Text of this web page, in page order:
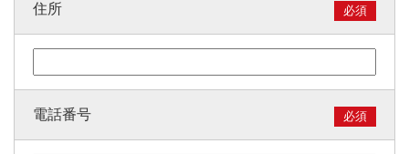
住所 必須
電話番号 必須